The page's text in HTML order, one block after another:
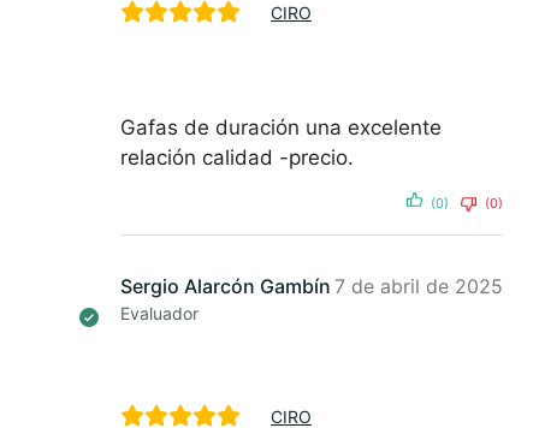
CIRO
Gafas de duración una excelente
relación calidad -precio.
(0) (0)
Sergio Alarcón Gambín
Evaluador
7 de abril de 2025
CIRO